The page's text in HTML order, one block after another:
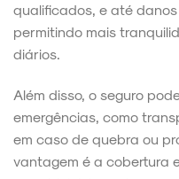
qualificados, e até
permitindo mais
diários.
Além disso, o seguro
emergências, como
em caso de quebra ou
vantagem é a cobertura